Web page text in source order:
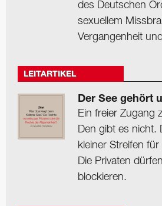
des Deutschen
sexuellem
Vergangenheit
LEITARTIKEL
Der See gehört
Ein freier Zugang
Den gibt es nicht.
kleiner Streifen für
Die Privaten
blockieren.